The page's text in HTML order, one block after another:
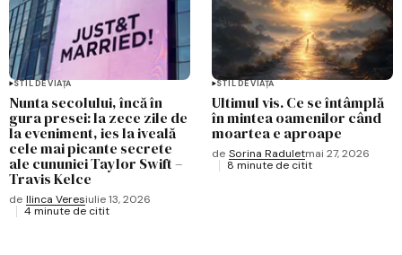
STIL DE VIAȚĂ
Nunta secolului, încă în
gura presei: la zece zile de
la eveniment, ies la iveală
cele mai picante secrete
ale cununiei Taylor Swift –
Travis Kelce
de Ilinca Veresiulie 13, 2026
4 minute de citit
STIL DE VIAȚĂ
Ultimul vis. Ce se întâmplă
în mintea oamenilor când
moartea e aproape
de Sorina Raduletmai 27, 2026
8 minute de citit